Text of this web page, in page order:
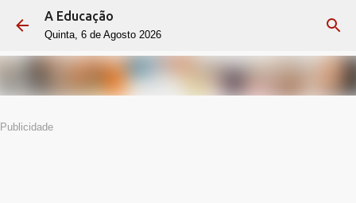
Avançar para o conteúdo principal
A Educação
Quinta, 6 de Agosto 2026
Publicidade